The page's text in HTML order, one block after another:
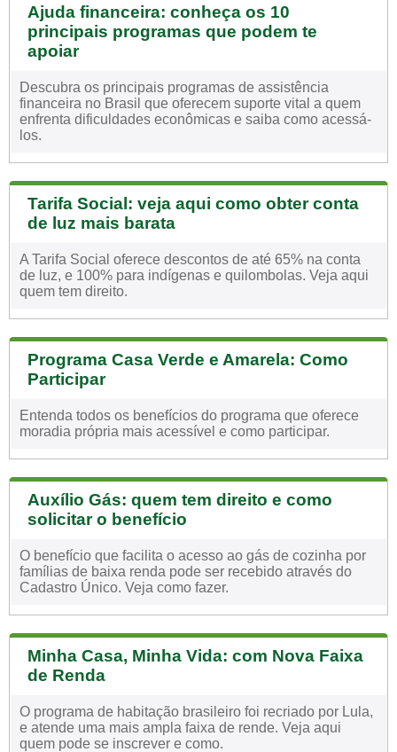
Ajuda financeira: conheça os 10
principais programas que podem te
apoiar
Descubra os principais programas de assistência
financeira no Brasil que oferecem suporte vital a quem
enfrenta dificuldades econômicas e saiba como acessá-
los.
Tarifa Social: veja aqui como obter conta
de luz mais barata
A Tarifa Social oferece descontos de até 65% na conta
de luz, e 100% para indígenas e quilombolas. Veja aqui
quem tem direito.
Programa Casa Verde e Amarela: Como
Participar
Entenda todos os benefícios do programa que oferece
moradia própria mais acessível e como participar.
Auxílio Gás: quem tem direito e como
solicitar o benefício
O benefício que facilita o acesso ao gás de cozinha por
famílias de baixa renda pode ser recebido através do
Cadastro Único. Veja como fazer.
Minha Casa, Minha Vida: com Nova Faixa
de Renda
O programa de habitação brasileiro foi recriado por Lula,
e atende uma mais ampla faixa de rende. Veja aqui
quem pode se inscrever e como.